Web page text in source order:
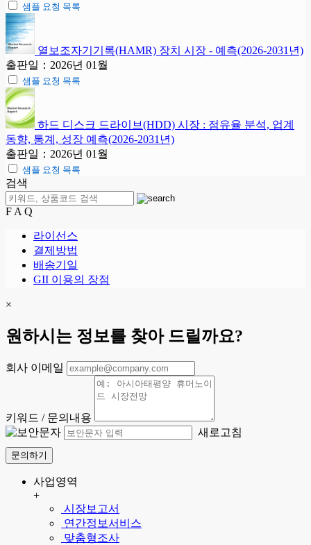
샘플 요청 목록
열보조자기기록(HAMR) 장치 시장 - 예측(2026-2031년)
출판일：2026년 01월
샘플 요청 목록
하드 디스크 드라이브(HDD) 시장 : 점유율 분석, 업계
동향, 통계, 성장 예측(2026-2031년)
출판일：2026년 01월
샘플 요청 목록
검색
F A Q
라이선스
결제방법
배송기일
GII 이용의 장점
×
원하시는 정보를 찾아 드릴까요?
회사 이메일
키워드 / 문의내용
새로고침
문의하기
사업영역
+
시장보고서
연간정보서비스
맞춤형조사